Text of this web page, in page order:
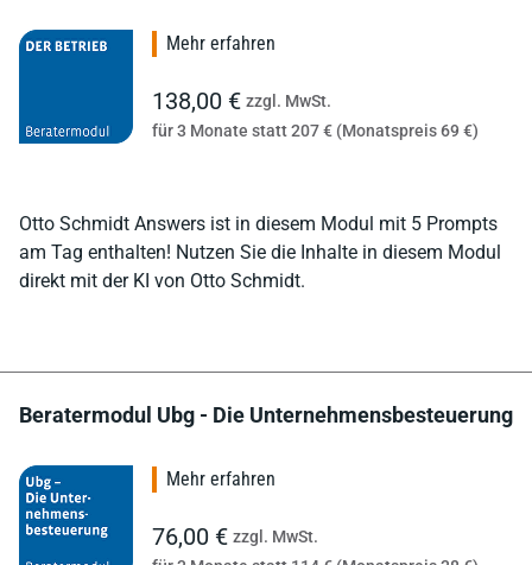
Otto Schmidt Answers ist in diesem Modul mit 5 Prompts
am Tag enthalten! Nutzen Sie die Inhalte in diesem Modul
direkt mit der KI von Otto Schmidt.
Mehr erfahren
138,00 € zzgl. MwSt.
für 3 Monate statt 207 € (Monatspreis 69 €)
Beratermodul Ubg - Die Unternehmensbesteuerung
Mehr erfahren
76,00 € zzgl. MwSt.